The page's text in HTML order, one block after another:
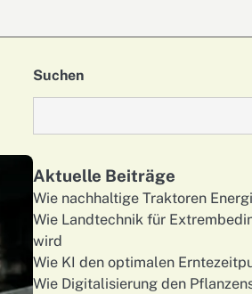
Suchen
Aktuelle Beiträge
Wie nachhaltige Traktoren
Wie Landtechnik für
wird
Wie KI den optimalen
Wie Digitalisierung den